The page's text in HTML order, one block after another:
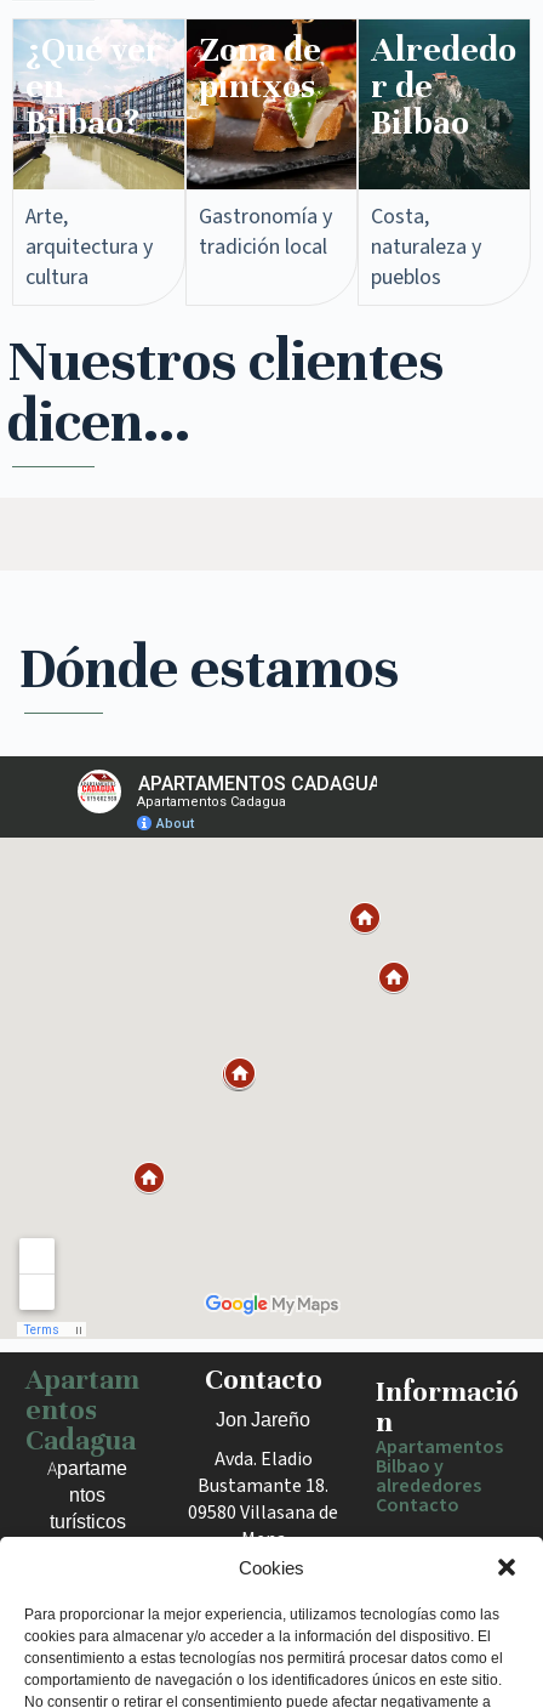
Cookies
Para proporcionar la mejor experiencia, utilizamos tecnologías como las
cookies para almacenar y/o acceder a la información del dispositivo. El
consentimiento a estas tecnologías nos permitirá procesar datos como el
comportamiento de navegación o los identificadores únicos en este sitio.
No consentir o retirar el consentimiento puede afectar negativamente a
¿Qué ver
en
Bilbao?
Arte,
arquitectura y
cultura
Zona de
pintxos​
Gastronomía y
tradición local
Alrededo
r de
Bilbao
Costa,
naturaleza y
pueblos
Nuestros clientes
dicen...
Dónde estamos
Haz clic para activar el mapa
Apartam
entos
Cadagua
Apartame
ntos
turísticos
el Valle
de Mena.
Estancias
cómodas
Contacto
Jon Jareño
Avda. Eladio
Bustamante 18.
09580 Villasana de
Mena
España
+34 675 602
960
apartamentosc
Informació
n
Apartamentos
Bilbao y
alrededores
Contacto